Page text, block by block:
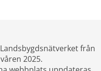
från
2025.